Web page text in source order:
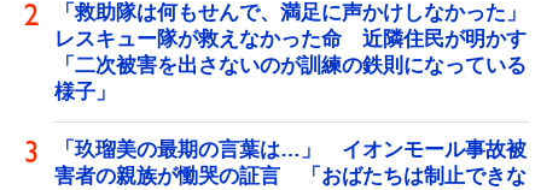
「救助隊は何もせんで、満足に声かけしなかった」
レスキュー隊が救えなかった命 近隣住民が明かす
「二次被害を出さないのが訓練の鉄則になっている
様子」
「玖瑠美の最期の言葉は…」 イオンモール事故被
害者の親族が慟哭の証言 「おばたちは制止できな